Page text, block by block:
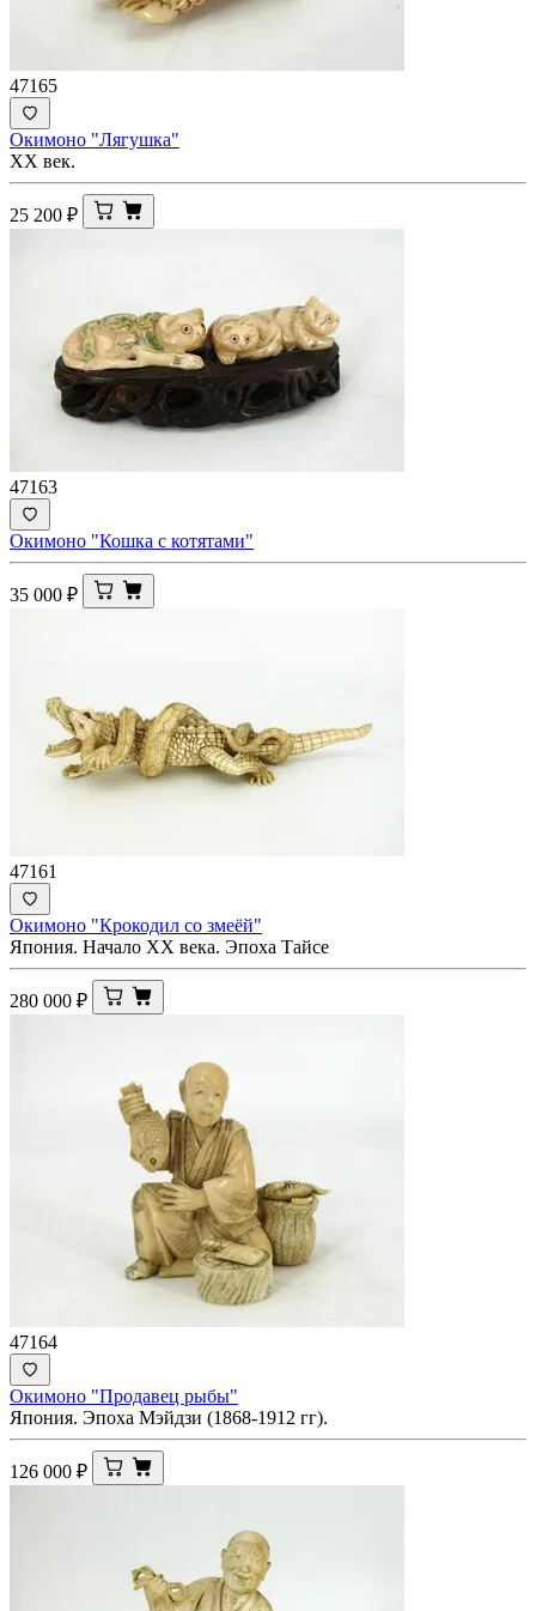
47165
Окимоно "Лягушка"
ХХ век.
25 200 ₽
47163
Окимоно "Кошка с котятами"
35 000 ₽
47161
Окимоно "Крокодил со змеёй"
Япония. Начало XX века. Эпоха Тайсе
280 000 ₽
47164
Окимоно "Продавец рыбы"
Япония. Эпоха Мэйдзи (1868-1912 гг).
126 000 ₽